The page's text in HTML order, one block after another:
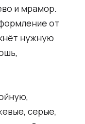
и мрамор.
от
нужную
серые,